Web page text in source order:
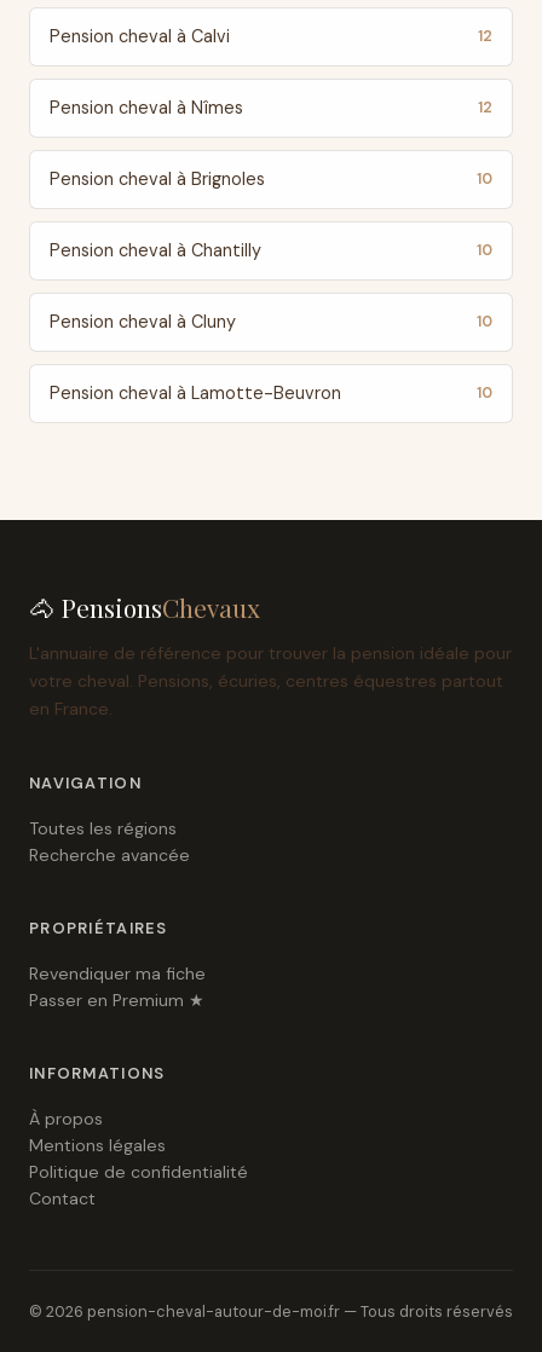
Pension cheval à Calvi 12
Pension cheval à Nîmes 12
Pension cheval à Brignoles 10
Pension cheval à Chantilly 10
Pension cheval à Cluny 10
Pension cheval à Lamotte-Beuvron 10
🐴 PensionsChevaux
L'annuaire de référence pour trouver la pension idéale pour
votre cheval. Pensions, écuries, centres équestres partout
en France.
NAVIGATION
Toutes les régions
Recherche avancée
PROPRIÉTAIRES
Revendiquer ma fiche
Passer en Premium ★
INFORMATIONS
À propos
Mentions légales
Politique de confidentialité
Contact
© 2026 pension-cheval-autour-de-moi.fr — Tous droits réservés